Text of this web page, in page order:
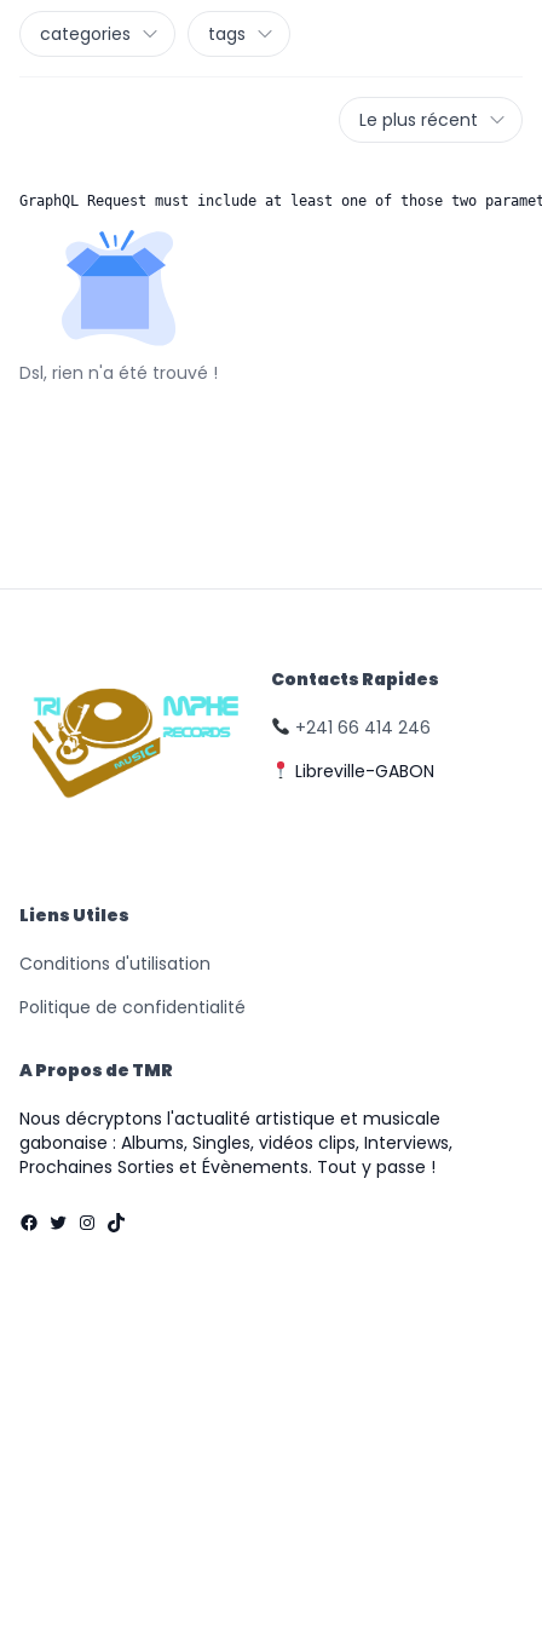
categories tags
Le plus récent
GraphQL Request must include at least one of those two
Dsl, rien n'a été trouvé !
Contacts Rapides
+241 66 414 246
Libreville-GABON
Liens Utiles
Conditions d'utilisation
Politique de confidentialité
A Propos de TMR
Nous décryptons l'actualité artistique et musicale
gabonaise : Albums, Singles, vidéos clips, Interviews,
Prochaines Sorties et Évènements. Tout y passe !
Facebook
Twitter
Instagram
TikTok